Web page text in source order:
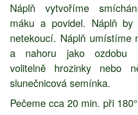
Náplň vytvoříme
máku a povidel. Náplň
netekoucí. Náplň umístíme
a nahoru jako ozdobu
volitelně hrozinky nebo
slunečnicová semínka.
Pečeme cca 20 min. při